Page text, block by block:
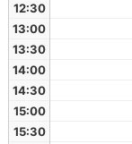
12:30
13:00
13:30
14:00
14:30
15:00
15:30